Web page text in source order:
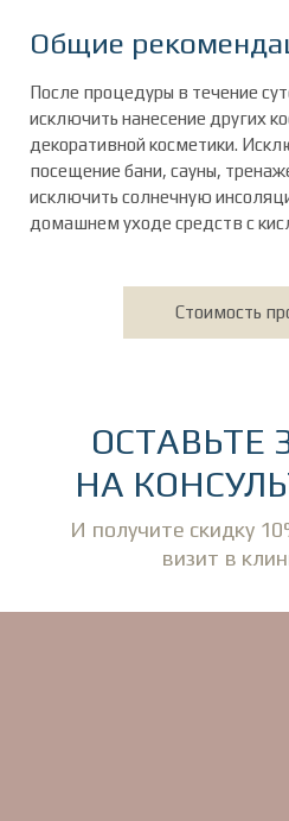
Общие
После процедуры в течение
исключить нанесение других
декоративной косметики.
посещение бани, сауны,
исключить солнечную
домашнем уходе средств с
Стоимость
И получите скидку
визит в
ОСТАВЬТЕ
НА